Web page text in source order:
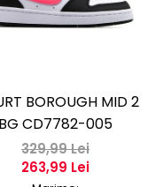
BOROUGH MID 2
BG CD7782-005
329,99 Lei
263,99 Lei